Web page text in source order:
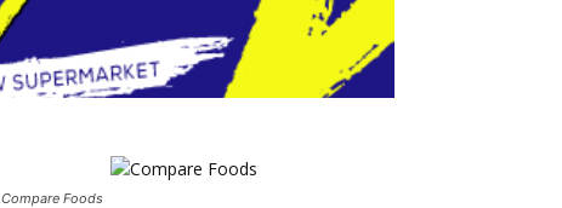
Compare Foods